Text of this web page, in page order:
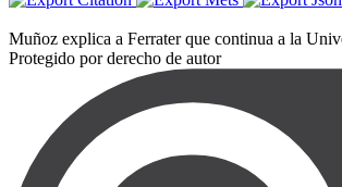
Muñoz explica a Ferrater que continua a la
Protegido por derecho de autor